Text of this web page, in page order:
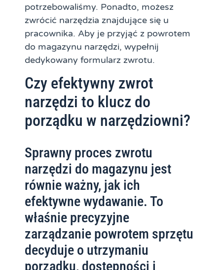
potrzebowaliśmy. Ponadto, możesz
zwrócić narzędzia znajdujące się u
pracownika. Aby je przyjąć z powrotem
do magazynu narzędzi, wypełnij
dedykowany formularz zwrotu.
Czy efektywny zwrot
narzędzi to klucz do
porządku w narzędziowni?
Sprawny proces zwrotu
narzędzi do magazynu jest
równie ważny, jak ich
efektywne wydawanie. To
właśnie precyzyjne
zarządzanie powrotem sprzętu
decyduje o utrzymaniu
porządku, dostępności i